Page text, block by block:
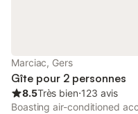
Marciac, Gers
Gîte pour 2 personnes
8.5Très bien⋅123 avis
Boasting air-conditioned